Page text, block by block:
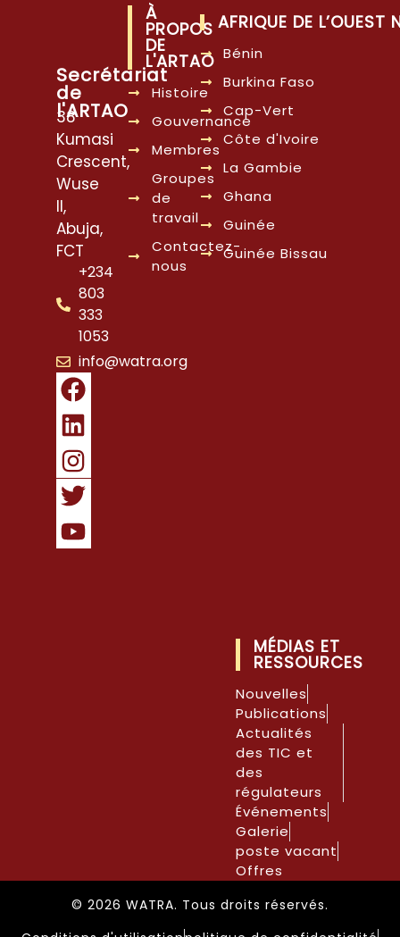
Secrétariat
de
l'ARTAO
38
Kumasi
Crescent,
Wuse
II,
Abuja,
FCT
+234
803
333
1053
info@watra.org
À
PROPOS
DE
L'ARTAO
Histoire
Gouvernance
Membres
Groupes
de
travail
Contactez-
nous
AFRIQUE DE L’OUEST
Bénin
Burkina Faso
Cap-Vert
Côte d'Ivoire
La Gambie
Ghana
Guinée
Guinée Bissau
MÉDIAS ET
RESSOURCES
Nouvelles
Publications
Actualités
des TIC et
des
régulateurs
Événements
Galerie
poste vacant
Offres
© 2026 WATRA. Tous droits réservés.